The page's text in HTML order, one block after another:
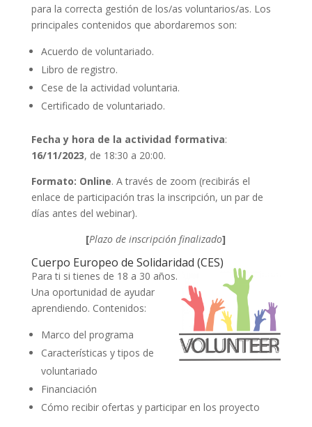
para la correcta gestión de los/as voluntarios/as. Los
principales contenidos que abordaremos son:
Acuerdo de voluntariado.
Libro de registro.
Cese de la actividad voluntaria.
Certificado de voluntariado.
Fecha y hora de la actividad formativa:
16/11/2023, de 18:30 a 20:00.
Formato: Online. A través de zoom (recibirás el
enlace de participación tras la inscripción, un par de
días antes del webinar).
[Plazo de inscripción finalizado]
Cuerpo Europeo de Solidaridad (CES)
Para ti si tienes de 18 a 30 años.
Una oportunidad de ayudar
aprendiendo. Contenidos:
Marco del programa
Características y tipos de
voluntariado
Financiación
Cómo recibir ofertas y participar en los proyecto